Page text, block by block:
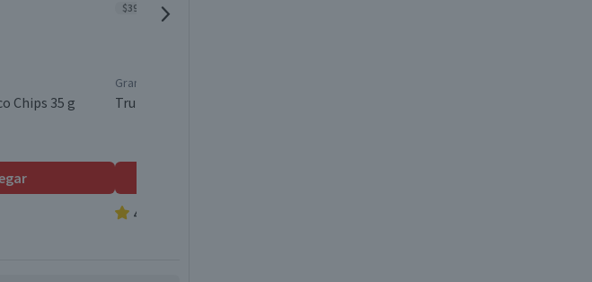
Formulado para
de perros adultos
Chips 35 g
$3990 x kg
Granel
Trutro Entero de Pollo kg
4.7